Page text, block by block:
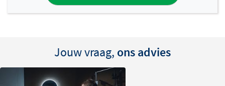
ook een lange levensduur.
Met de Brauer Rise spiegelkast kies
Jouw vraag, ons advies